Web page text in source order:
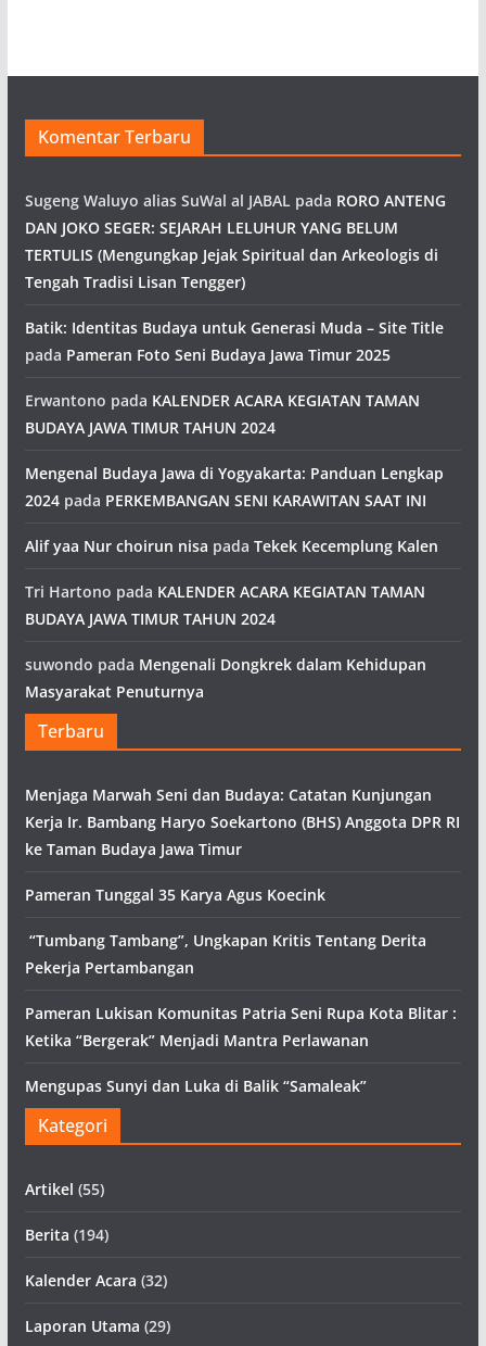
Komentar Terbaru
Sugeng Waluyo alias SuWal al JABAL pada RORO ANTENG
DAN JOKO SEGER: SEJARAH LELUHUR YANG BELUM
TERTULIS (Mengungkap Jejak Spiritual dan Arkeologis di
Tengah Tradisi Lisan Tengger)
Batik: Identitas Budaya untuk Generasi Muda – Site Title
pada Pameran Foto Seni Budaya Jawa Timur 2025
Erwantono pada KALENDER ACARA KEGIATAN TAMAN
BUDAYA JAWA TIMUR TAHUN 2024
Mengenal Budaya Jawa di Yogyakarta: Panduan Lengkap
2024pada PERKEMBANGAN SENI KARAWITAN SAAT INI
Alif yaa Nur choirun nisa pada Tekek Kecemplung Kalen
Tri Hartono pada KALENDER ACARA KEGIATAN TAMAN
BUDAYA JAWA TIMUR TAHUN 2024
suwondo pada Mengenali Dongkrek dalam Kehidupan
Masyarakat Penuturnya
Terbaru
Menjaga Marwah Seni dan Budaya: Catatan Kunjungan
Kerja Ir. Bambang Haryo Soekartono (BHS) Anggota DPR RI
ke Taman Budaya Jawa Timur
Pameran Tunggal 35 Karya Agus Koecink
“Tumbang Tambang”, Ungkapan Kritis Tentang Derita
Pekerja Pertambangan
Pameran Lukisan Komunitas Patria Seni Rupa Kota Blitar :
Ketika “Bergerak” Menjadi Mantra Perlawanan
Mengupas Sunyi dan Luka di Balik “Samaleak”
Kategori
Artikel (55)
Berita (194)
Kalender Acara (32)
Laporan Utama (29)